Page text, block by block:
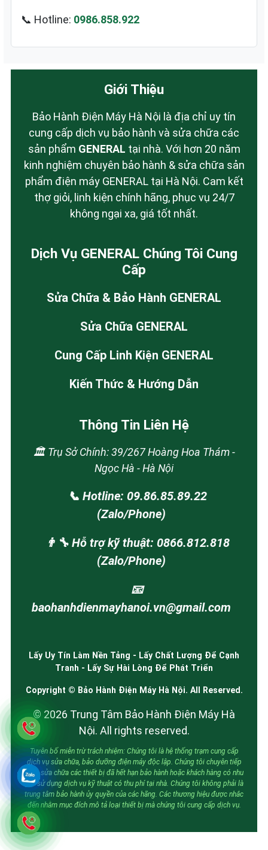
📞 Hotline: 0986.858.922
Giới Thiệu
Bảo Hành Điện Máy Hà Nội là địa chỉ uy tín
cung cấp dịch vụ bảo hành và sửa chữa các
sản phẩm GENERAL tại nhà. Với hơn 20 năm
kinh nghiệm chuyên bảo hành & sửa chữa sản
phẩm điện máy GENERAL tại Hà Nội. Cam kết
thợ giỏi, linh kiện chính hãng, phục vụ 24/7
không ngại xa, giá tốt nhất.
Dịch Vụ GENERAL Chúng Tôi Cung
Cấp
Sửa Chữa & Bảo Hành GENERAL
Sửa Chữa GENERAL
Cung Cấp Linh Kiện GENERAL
Kiến Thức & Hướng Dẫn
Thông Tin Liên Hệ
🏛️ Trụ Sở Chính: 39/267 Hoàng Hoa Thám -
Ngọc Hà - Hà Nội
📞 Hotline: 09.86.85.89.22
(Zalo/Phone)
👨‍🔧 Hỗ trợ kỹ thuật: 0866.812.818
(Zalo/Phone)
📧
baohanhdienmayhanoi.vn@gmail.com
Lấy Uy Tín Làm Nền Tảng - Lấy Chất Lượng Để Cạnh
Tranh - Lấy Sự Hài Lòng Để Phát Triển
Copyright © Bảo Hành Điện Máy Hà Nội. All Reserved.
© 2026 Trung Tâm Bảo Hành Điện Máy Hà
Nội. All rights reserved.
Tuyên bố miễn trừ trách nhiệm: Chúng tôi là hệ thống trạm cung cấp
dịch vụ sửa chữa, bảo dưỡng điện máy độc lập. Chúng tôi chuyên tiếp
nhận sửa chữa các thiết bị đã hết hạn bảo hành hoặc khách hàng có nhu
cầu sử dụng dịch vụ kỹ thuật có thu phí tại nhà. Chúng tôi không phải là
trung tâm bảo hành ủy quyền của các hãng. Các thương hiệu được nhắc
đến nhằm mục đích mô tả loại thiết bị mà chúng tôi cung cấp dịch vụ.